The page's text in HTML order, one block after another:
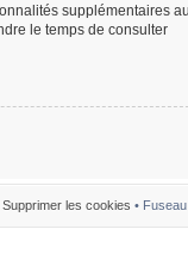
supplémentaires
le temps de consulter
Supprimer les cookies •